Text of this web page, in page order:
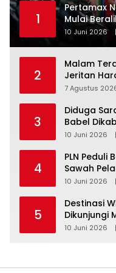
1
‎Pertamax
Mulai
10 Juni 2026
2
Malam
Jeritan
Tengah
7 Agustus
3
‎Diduga
Babel
10 Juni 2026
4
‎PLN Peduli
Sawah
10 Juni 2026
5
‎Destinasi
Dikunjungi
Akhir Pekan
10 Juni 2026